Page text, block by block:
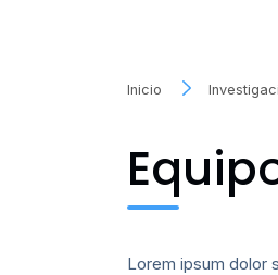
Inicio
Lorem ipsum dolor